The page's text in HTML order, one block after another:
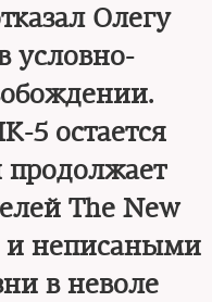
Олегу
условно-
5 остается
The New
и неписаными
в неволе